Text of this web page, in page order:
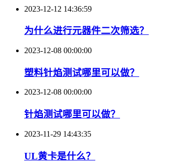
2023-12-12 14:36:59
为什么进行元器件二次筛选？
2023-12-08 00:00:00
塑料针焰测试哪里可以做？
2023-12-08 00:00:00
针焰测试哪里可以做？
2023-11-29 14:43:35
UL黄卡是什么？